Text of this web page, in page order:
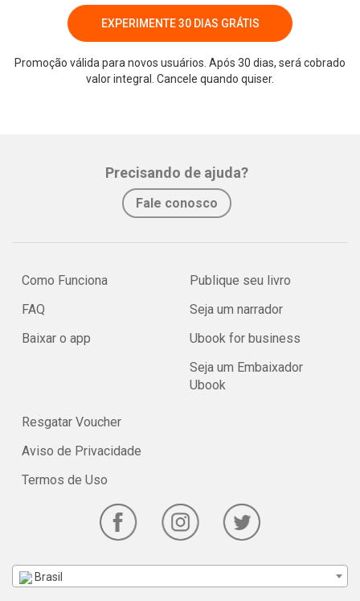
EXPERIMENTE 30 DIAS GRÁTIS
Promoção válida para novos usuários. Após 30 dias, será cobrado
valor integral. Cancele quando quiser.
Precisando de ajuda?
Fale conosco
Como Funciona
FAQ
Baixar o app
Publique seu livro
Seja um narrador
Ubook for business
Seja um Embaixador
Ubook
Resgatar Voucher
Aviso de Privacidade
Termos de Uso
Brasil